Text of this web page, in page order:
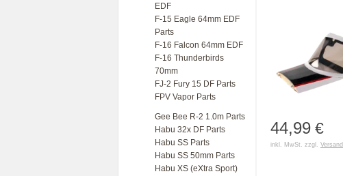
EDF
F-15 Eagle 64mm EDF
Parts
F-16 Falcon 64mm EDF
F-16 Thunderbirds
70mm
FJ-2 Fury 15 DF Parts
FPV Vapor Parts
Gee Bee R-2 1.0m Parts
Habu 32x DF Parts
Habu SS Parts
Habu SS 50mm Parts
Habu XS (eXtra Sport)
44,99 €
inkl. MwSt. zzgl. Versand